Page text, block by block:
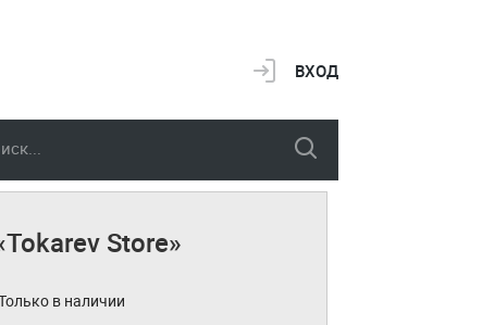
ВХОД
Store»
в наличии